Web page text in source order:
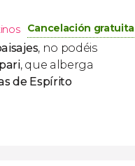
Cancelación gratuita
, no podéis
, que alberga
de Espírito